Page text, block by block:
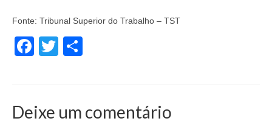
Fonte: Tribunal Superior do Trabalho – TST
Facebook
Twitter
Deixe um comentário